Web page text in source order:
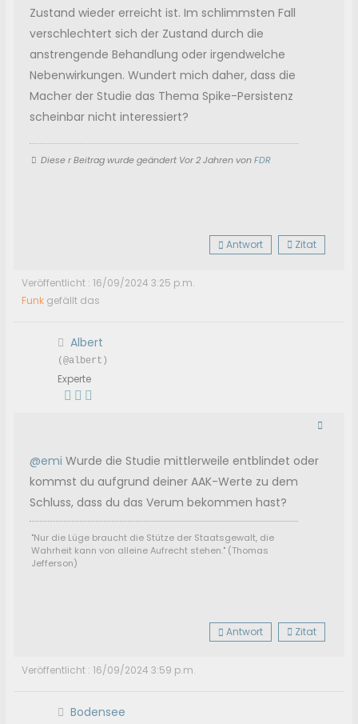
Zustand wieder erreicht ist. Im schlimmsten Fall
verschlechtert sich der Zustand durch die
anstrengende Behandlung oder irgendwelche
Nebenwirkungen. Wundert mich daher, dass die
Macher der Studie das Thema Spike-Persistenz
scheinbar nicht interessiert?
Diese r Beitrag wurde geändert Vor 2 Jahren vonFDR
Antwort Zitat
Veröffentlicht : 16/09/2024 3:25 p.m.
Funk gefällt das
Albert
(@albert)
Experte
@emi Wurde die Studie mittlerweile entblindet oder
kommst du aufgrund deiner AAK-Werte zu dem
Schluss, dass du das Verum bekommen hast?
"Nur die Lüge braucht die Stütze der Staatsgewalt, die
Wahrheit kann von alleine Aufrecht stehen." (Thomas
Jefferson)
Antwort Zitat
Veröffentlicht : 16/09/2024 3:59 p.m.
Bodensee